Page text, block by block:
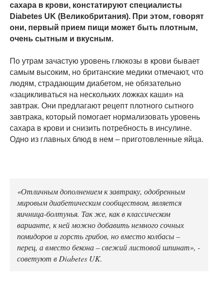
сахара в крови, констатируют специалисты
Diabetes UK (Великобритания). При этом, говорят
они, первый прием пищи может быть плотным,
очень сытным и вкусным.
По утрам зачастую уровень глюкозы в крови бывает
самым высоким, но британские медики отмечают, что
людям, страдающим диабетом, не обязательно
«зацикливаться на нескольких ложках каши» на
завтрак. Они предлагают рецепт плотного сытного
завтрака, который помогает нормализовать уровень
сахара в крови и снизить потребность в инсулине.
Одно из главных блюд в нем – приготовленные яйца.
«Отличным дополнением к завтраку, одобренным
мировым диабетическим сообществом, является
яичница-болтунья. Так же, как в классическом
варианте, к ней можно добавить немного сочных
помидоров и горсть грибов, но вместо колбасы –
перец, а вместо бекона – свежий листовой шпинат», -
советуют в Diabetes UK.